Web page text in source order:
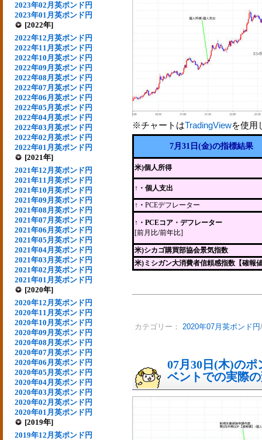
2023年02月英ポンド円
2023年01月英ポンド円
[2022年]
2022年12月英ポンド円
2022年11月英ポンド円
2022年10月英ポンド円
2022年09月英ポンド円
2022年08月英ポンド円
2022年07月英ポンド円
2022年06月英ポンド円
2022年05月英ポンド円
2022年04月英ポンド円
2022年03月英ポンド円
2022年02月英ポンド円
2022年01月英ポンド円
[2021年]
2021年12月英ポンド円
2021年11月英ポンド円
2021年10月英ポンド円
2021年09月英ポンド円
2021年08月英ポンド円
2021年07月英ポンド円
2021年06月英ポンド円
2021年05月英ポンド円
2021年04月英ポンド円
2021年03月英ポンド円
2021年02月英ポンド円
2021年01月英ポンド円
[2020年]
2020年12月英ポンド円
2020年11月英ポンド円
2020年10月英ポンド円
2020年09月英ポンド円
2020年08月英ポンド円
2020年07月英ポンド円
2020年06月英ポンド円
2020年05月英ポンド円
2020年04月英ポンド円
2020年03月英ポンド円
2020年02月英ポンド円
2020年01月英ポンド円
[2019年]
2019年12月英ポンド円
※チャートはTradingViewを使用
7月31日(金)の指標結果
米)個人所得
↑・個人支出
↑・ PCEデフレーター
↑・PCEコア・デフレーター
[前月比/前年比]
米)シカゴ購買部協会景気指数
米)ミシガン大消費者信頼感指数【確報
カテゴリー： 2020年07月英ポンド円
07月30日(木)の
ベントでの実際